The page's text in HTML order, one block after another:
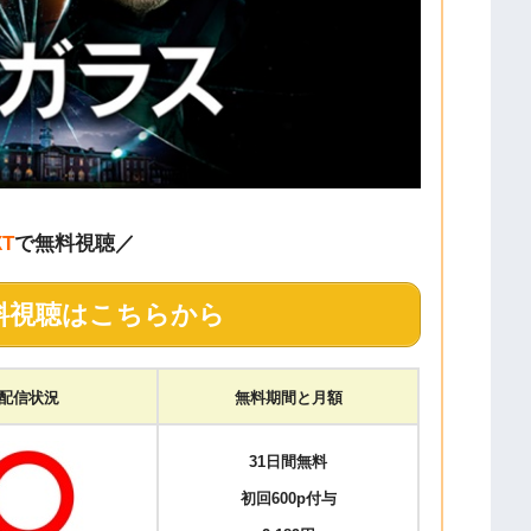
で無料視聴／
視聴はこちらから
信状況 無料期間と月額
31日間無料
初回600p付与